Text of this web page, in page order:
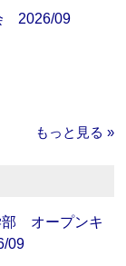
2026/09
もっと見る »
オープンキ
09